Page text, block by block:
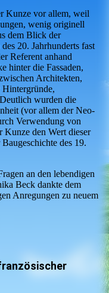
Kunze vor allem, weil
wenig originell
dem Blick der
20. Jahrhunderts fast
Referent anhand
hinter die Fassaden,
Architekten,
wurden die
(vor allem der Neo-
Verwendung von
Kunze den Wert dieser
des 19.
an den lebendigen
Beck dankte dem
Anregungen zu neuem